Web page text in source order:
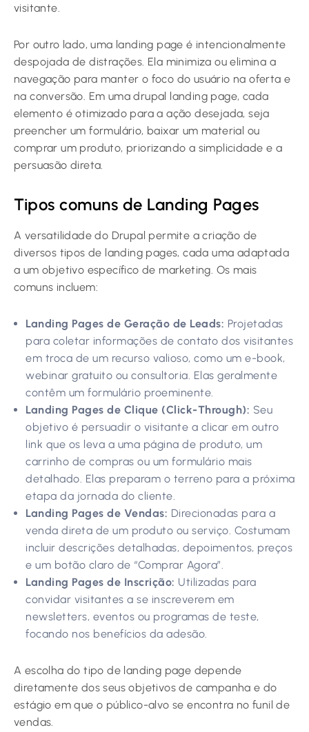
visitante.
Por outro lado, uma landing page é intencionalmente
despojada de distrações. Ela minimiza ou elimina a
navegação para manter o foco do usuário na oferta e
na conversão. Em uma drupal landing page, cada
elemento é otimizado para a ação desejada, seja
preencher um formulário, baixar um material ou
comprar um produto, priorizando a simplicidade e a
persuasão direta.
Tipos comuns de Landing Pages
A versatilidade do Drupal permite a criação de
diversos tipos de landing pages, cada uma adaptada
a um objetivo específico de marketing. Os mais
comuns incluem:
Landing Pages de Geração de Leads: Projetadas
para coletar informações de contato dos visitantes
em troca de um recurso valioso, como um e-book,
webinar gratuito ou consultoria. Elas geralmente
contêm um formulário proeminente.
Landing Pages de Clique (Click-Through): Seu
objetivo é persuadir o visitante a clicar em outro
link que os leva a uma página de produto, um
carrinho de compras ou um formulário mais
detalhado. Elas preparam o terreno para a próxima
etapa da jornada do cliente.
Landing Pages de Vendas: Direcionadas para a
venda direta de um produto ou serviço. Costumam
incluir descrições detalhadas, depoimentos, preços
e um botão claro de “Comprar Agora”.
Landing Pages de Inscrição: Utilizadas para
convidar visitantes a se inscreverem em
newsletters, eventos ou programas de teste,
focando nos benefícios da adesão.
A escolha do tipo de landing page depende
diretamente dos seus objetivos de campanha e do
estágio em que o público-alvo se encontra no funil de
vendas.